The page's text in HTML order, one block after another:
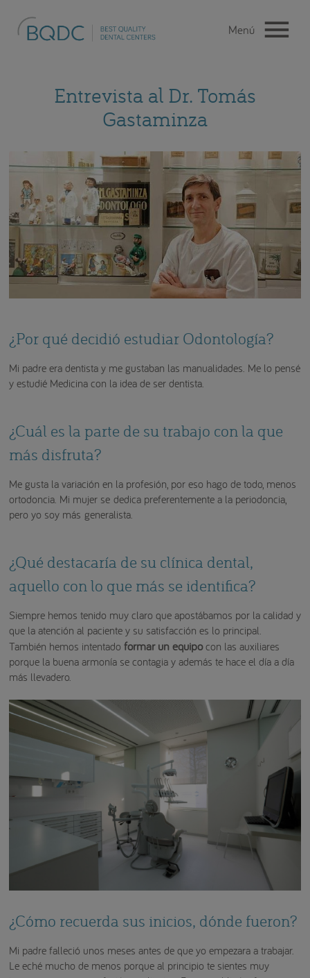
Entrevista al Dr. Tomás
Gastaminza
¿Por qué decidió estudiar Odontología?
Mi padre era dentista y me gustaban las manualidades. Me lo pensé
y estudié Medicina con la idea de ser dentista.
¿Cuál es la parte de su trabajo con la que
más disfruta?
Me gusta la variación en la profesión, por eso hago de todo, menos
ortodoncia. Mi mujer se dedica preferentemente a la periodoncia,
pero yo soy más generalista.
¿Qué destacaría de su clínica dental,
aquello con lo que más se identifica?
Siempre hemos tenido muy claro que apostábamos por la calidad y
que la atención al paciente y su satisfacción es lo principal.
También hemos intentado formar un equipocon las auxiliares
porque la buena armonía se contagia y además te hace el día a día
más llevadero.
¿Cómo recuerda sus inicios, dónde fueron?
Mi padre falleció unos meses antes de que yo empezara a trabajar.
Le eché mucho de menos porque al principio te sientes muy